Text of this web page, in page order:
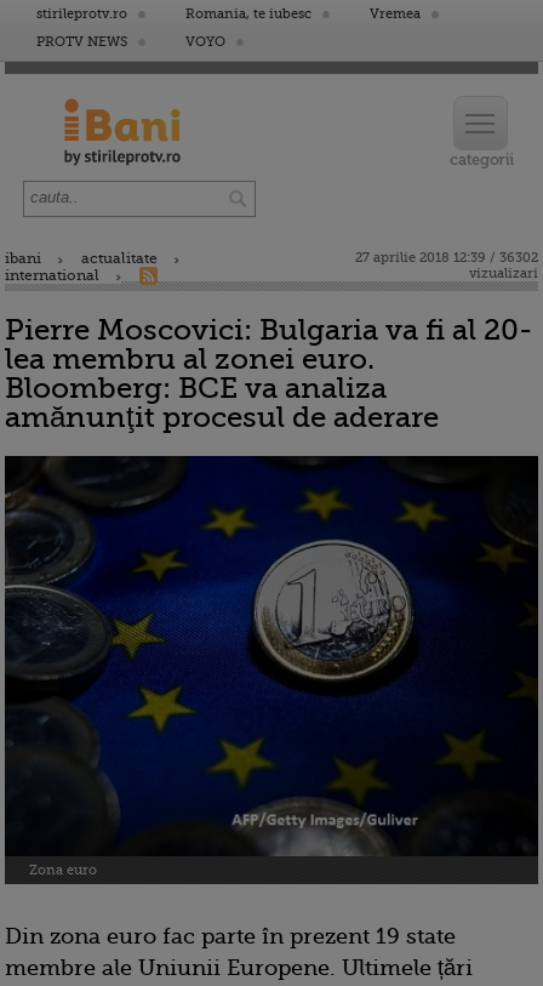
stirileprotv.ro Romania, te iubesc
Vremea
PROTV NEWS
VOYO
ibani
actualitate
international
27 aprilie 2018 12:39 / 36302
vizualizari
Pierre Moscovici: Bulgaria va fi al 20-
lea membru al zonei euro.
Bloomberg: BCE va analiza
amănunţit procesul de aderare
Zona euro
Din zona euro fac parte în prezent 19 state
membre ale Uniunii Europene. Ultimele țări